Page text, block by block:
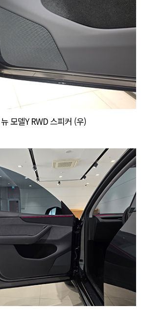
모델Y RWD 스피커 (우)